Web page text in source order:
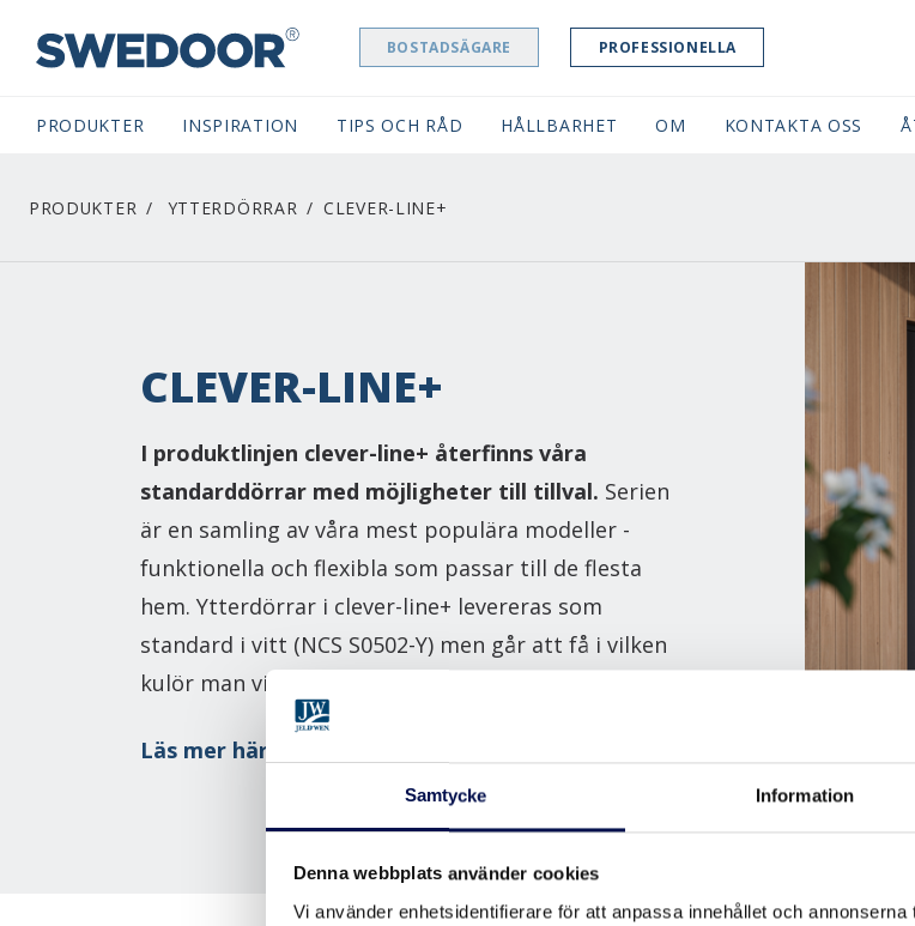
Samtycke Information
Denna webbplats använder cookies
Vi använder enhetsidentifierare för att anpassa innehållet och
SWEDOOR NAVIGATION BOSTADSÄGARE PROFESSIONELLA
PRODUKTER INSPIRATION TIPS OCH RÅD HÅLLBARHET OM KONTAKTA OSS
PRODUKTER YTTERDÖRRAR CLEVER-LINE+
CLEVER-LINE+
I produktlinjen clever-line+ återfinns våra
standarddörrar med möjligheter till tillval. Serien
är en samling av våra mest populära modeller -
funktionella och flexibla som passar till de flesta
hem. Ytterdörrar i clever-line+ levereras som
standard i vitt (NCS S0502-Y) men går att få i vilken
kulör man vill.
Läs mer här →